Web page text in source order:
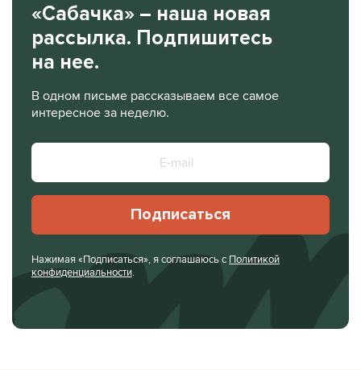
«Сабачка» – наша новая
рассылка. Подпишитесь
на нее.
В одном письме рассказываем все самое
интересное за неделю.
Подписаться
Нажимая «Подписаться», я соглашаюсь с Политикой
конфиденциальности.